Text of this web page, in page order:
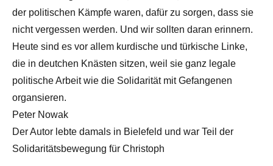
der politischen Kämpfe waren, dafür zu sorgen, dass sie
nicht vergessen werden. Und wir sollten daran erinnern.
Heute sind es vor allem kurdische und türkische Linke,
die in deutchen Knästen sitzen, weil sie ganz legale
politische Arbeit wie die Solidarität mit Gefangenen
organsieren.
Peter Nowak
Der Autor lebte damals in Bielefeld und war Teil der
Solidaritätsbewegung für Christoph